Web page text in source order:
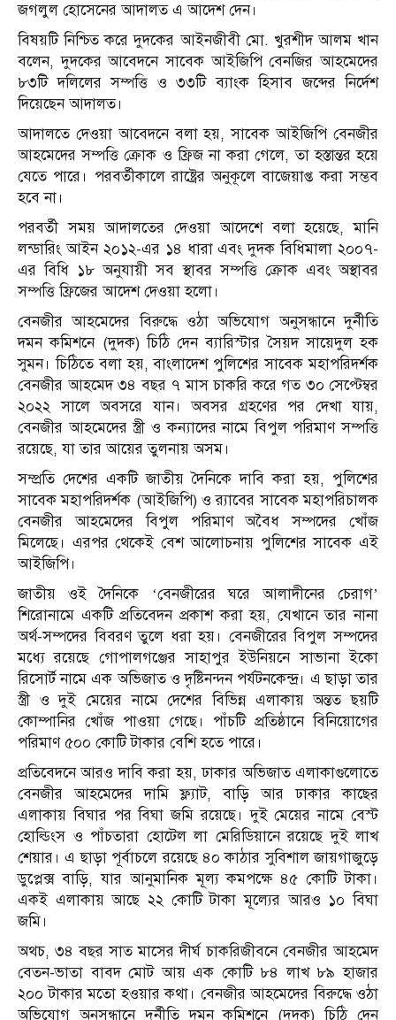
জগলুল হোসেনের আদালত এ আদেশ দেন।
বিষয়টি নিশ্চিত করে দুদকের আইনজীবী মো. খুরশীদ আলম খান
বলেন, দুদকের আবেদনে সাবেক আইজিপি বেনজির আহমেদের
৮৩টি দলিলের সম্পত্তি ও ৩৩টি ব্যাংক হিসাব জব্দের নির্দেশ
দিয়েছেন আদালত।
আদালতে দেওয়া আবেদনে বলা হয়, সাবেক আইজিপি বেনজীর
আহমেদের সম্পত্তি ক্রোক ও ফ্রিজ না করা গেলে, তা হস্তান্তর হয়ে
যেতে পারে। পরবর্তীকালে রাষ্ট্রের অনুকূলে বাজেয়াপ্ত করা সম্ভব
হবে না।
পরবর্তী সময় আদালতের দেওয়া আদেশে বলা হয়েছে, মানি
লন্ডারিং আইন ২০১২-এর ১৪ ধারা এবং দুদক বিধিমালা ২০০৭-
এর বিধি ১৮ অনুযায়ী সব স্থাবর সম্পত্তি ক্রোক এবং অস্থাবর
সম্পত্তি ফ্রিজের আদেশ দেওয়া হলো।
বেনজীর আহমেদের বিরুদ্ধে ওঠা অভিযোগ অনুসন্ধানে দুর্নীতি
দমন কমিশনে (দুদক) চিঠি দেন ব্যারিস্টার সৈয়দ সায়েদুল হক
সুমন। চিঠিতে বলা হয়, বাংলাদেশ পুলিশের সাবেক মহাপরিদর্শক
বেনজীর আহমেদ ৩৪ বছর ৭ মাস চাকরি করে গত ৩০ সেপ্টেম্বর
২০২২ সালে অবসরে যান। অবসর গ্রহণের পর দেখা যায়,
বেনজীর আহমেদের স্ত্রী ও কন্যাদের নামে বিপুল পরিমাণ সম্পত্তি
রয়েছে, যা তার আয়ের তুলনায় অসম।
সম্প্রতি দেশের একটি জাতীয় দৈনিকে দাবি করা হয়, পুলিশের
সাবেক মহাপরিদর্শক (আইজিপি) ও র‌্যাবের সাবেক মহাপরিচালক
বেনজীর আহমেদের বিপুল পরিমাণ অবৈধ সম্পদের খোঁজ
মিলেছে। এরপর থেকেই বেশ আলোচনায় পুলিশের সাবেক এই
আইজিপি।
জাতীয় ওই দৈনিকে ‘বেনজীরের ঘরে আলাদীনের চেরাগ’
শিরোনামে একটি প্রতিবেদন প্রকাশ করা হয়, যেখানে তার নানা
অর্থ-সম্পদের বিবরণ তুলে ধরা হয়। বেনজীরের বিপুল সম্পদের
মধ্যে রয়েছে গোপালগঞ্জের সাহাপুর ইউনিয়নে সাভানা ইকো
রিসোর্ট নামে এক অভিজাত ও দৃষ্টিনন্দন পর্যটনকেন্দ্র। এ ছাড়া তার
স্ত্রী ও দুই মেয়ের নামে দেশের বিভিন্ন এলাকায় অন্তত ছয়টি
কোম্পানির খোঁজ পাওয়া গেছে। পাঁচটি প্রতিষ্ঠানে বিনিয়োগের
পরিমাণ ৫০০ কোটি টাকার বেশি হতে পারে।
প্রতিবেদনে আরও দাবি করা হয়, ঢাকার অভিজাত এলাকাগুলোতে
বেনজীর আহমেদের দামি ফ্ল্যাট, বাড়ি আর ঢাকার কাছের
এলাকায় বিঘার পর বিঘা জমি রয়েছে। দুই মেয়ের নামে বেস্ট
হোল্ডিংস ও পাঁচতারা হোটেল লা মেরিডিয়ানে রয়েছে দুই লাখ
শেয়ার। এ ছাড়া পূর্বাচলে রয়েছে ৪০ কাঠার সুবিশাল জায়গাজুড়ে
ডুপ্লেক্স বাড়ি, যার আনুমানিক মূল্য কমপক্ষে ৪৫ কোটি টাকা।
একই এলাকায় আছে ২২ কোটি টাকা মূল্যের আরও ১০ বিঘা
জমি।
অথচ, ৩৪ বছর সাত মাসের দীর্ঘ চাকরিজীবনে বেনজীর আহমেদ
বেতন-ভাতা বাবদ মোট আয় এক কোটি ৮৪ লাখ ৮৯ হাজার
২০০ টাকার মতো হওয়ার কথা। বেনজীর আহমেদের বিরুদ্ধে ওঠা
অভিযোগ অনুসন্ধানে দুর্নীতি দমন কমিশনে (দুদক) চিঠি দেন